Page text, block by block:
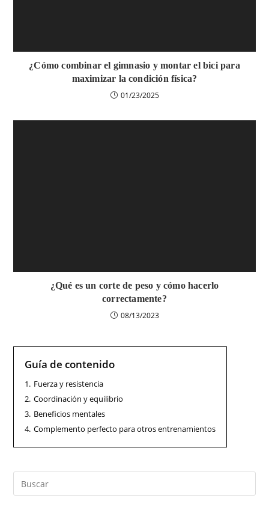
¿Cómo combinar el gimnasio y montar el bici para
maximizar la condición física?
01/23/2025
¿Qué es un corte de peso y cómo hacerlo
correctamente?
08/13/2023
Guía de contenido
1. Fuerza y resistencia
2. Coordinación y equilibrio
3. Beneficios mentales
4. Complemento perfecto para otros entrenamientos